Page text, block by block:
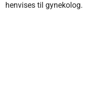
henvises til gynekolog.